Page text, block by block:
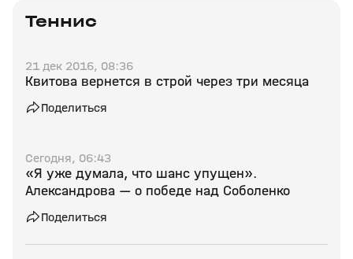
Теннис
21 дек 2016, 08:36
Квитова вернется в строй через три месяца
Поделиться
Сегодня, 06:43
«Я уже думала, что шанс упущен».
Александрова — о победе над Соболенко
Поделиться